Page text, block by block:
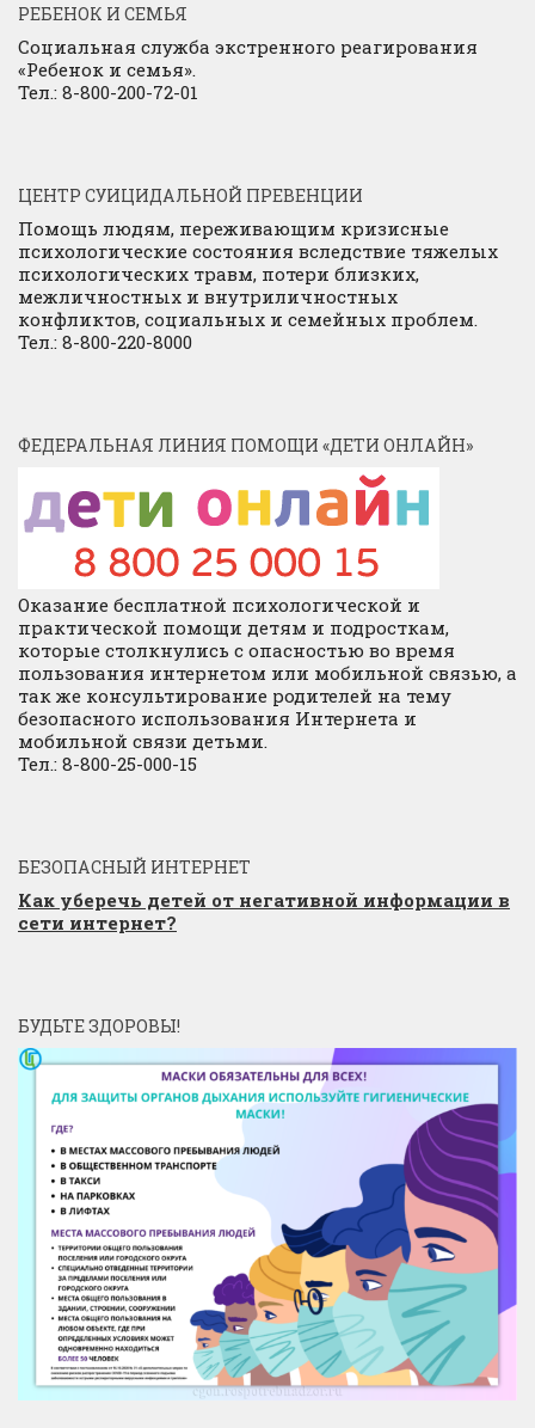
РЕБЕНОК И СЕМЬЯ
Социальная служба экстренного реагирования
«Ребенок и семья».
Тел.: 8-800-200-72-01
ЦЕНТР СУИЦИДАЛЬНОЙ ПРЕВЕНЦИИ
Помощь людям, переживающим кризисные
психологические состояния вследствие тяжелых
психологических травм, потери близких,
межличностных и внутриличностных
конфликтов, социальных и семейных проблем.
Тел.: 8-800-220-8000
ФЕДЕРАЛЬНАЯ ЛИНИЯ ПОМОЩИ «ДЕТИ ОНЛАЙН»
Оказание бесплатной психологической и
практической помощи детям и подросткам,
которые столкнулись с опасностью во время
пользования интернетом или мобильной связью, а
так же консультирование родителей на тему
безопасного использования Интернета и
мобильной связи детьми.
Тел.: 8-800-25-000-15
БЕЗОПАСНЫЙ ИНТЕРНЕТ
Как уберечь детей от негативной информации в
сети интернет?
БУДЬТЕ ЗДОРОВЫ!